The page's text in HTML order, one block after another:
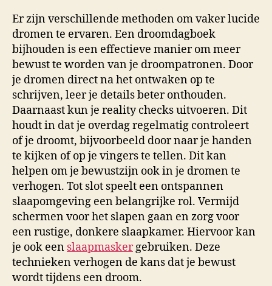
Er zijn verschillende methoden om vaker lucide
dromen te ervaren. Een droomdagboek
bijhouden is een effectieve manier om meer
bewust te worden van je droompatronen. Door
je dromen direct na het ontwaken op te
schrijven, leer je details beter onthouden.
Daarnaast kun je reality checks uitvoeren. Dit
houdt in dat je overdag regelmatig controleert
of je droomt, bijvoorbeeld door naar je handen
te kijken of op je vingers te tellen. Dit kan
helpen om je bewustzijn ook in je dromen te
verhogen. Tot slot speelt een ontspannen
slaapomgeving een belangrijke rol. Vermijd
schermen voor het slapen gaan en zorg voor
een rustige, donkere slaapkamer. Hiervoor kan
je ook een slaapmaskergebruiken. Deze
technieken verhogen de kans dat je bewust
wordt tijdens een droom.